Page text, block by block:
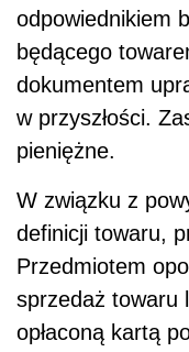
odpowiednikiem
będącego
dokumentem
w przyszłości.
pieniężne.
W związku z
definicji towaru,
Przedmiotem
sprzedaż towaru
opłaconą kartą